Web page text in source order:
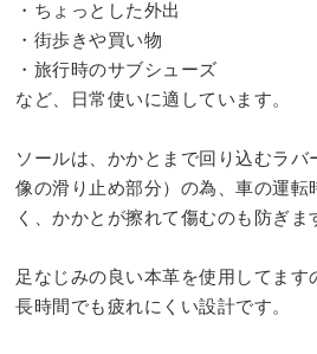
・ちょっとした外出
・街歩きや買い物
・旅行時のサブシューズ
など、日常使いに適しています。
ソールは、かかとまで回り込むラ
像の滑り止め部分）の為、車の運転
く、かかとが擦れて傷むのも防ぎま
足なじみの良い本革を使用してます
長時間でも疲れにくい設計です。